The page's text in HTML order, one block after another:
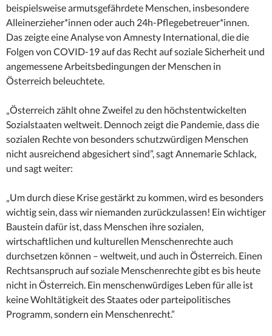
beispielsweise armutsgefährdete Menschen, insbesondere
Alleinerzieher*innen oder auch 24h-Pflegebetreuer*innen.
Das zeigte eine Analyse von Amnesty International, die die
Folgen von COVID-19 auf das Recht auf soziale Sicherheit und
angemessene Arbeitsbedingungen der Menschen in
Österreich beleuchtete.
„Österreich zählt ohne Zweifel zu den höchstentwickelten
Sozialstaaten weltweit. Dennoch zeigt die Pandemie, dass die
sozialen Rechte von besonders schutzwürdigen Menschen
nicht ausreichend abgesichert sind”, sagt Annemarie Schlack,
und sagt weiter:
„Um durch diese Krise gestärkt zu kommen, wird es besonders
wichtig sein, dass wir niemanden zurückzulassen! Ein wichtiger
Baustein dafür ist, dass Menschen ihre sozialen,
wirtschaftlichen und kulturellen Menschenrechte auch
durchsetzen können – weltweit, und auch in Österreich. Einen
Rechtsanspruch auf soziale Menschenrechte gibt es bis heute
nicht in Österreich. Ein menschenwürdiges Leben für alle ist
keine Wohltätigkeit des Staates oder parteipolitisches
Programm, sondern ein Menschenrecht.”